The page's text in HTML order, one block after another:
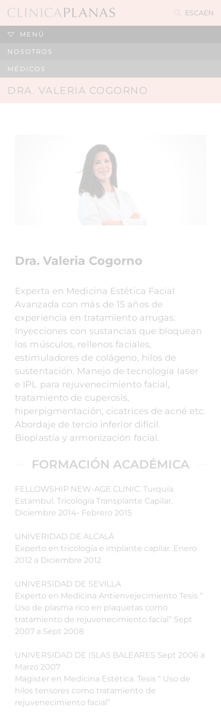
ESCAEN
MENÚ
NOSOTROS
MÉDICOS
DRA. VALERIA COGORNO
Dra. Valeria Cogorno
Experta en Medicina Estética Facial
Avanzada con más de 15 años de
experiencia en tratamiento arrugas:
Inyecciones con sustancias que bloquean
los músculos, rellenos faciales,
estimuladores de colágeno, hilos de
sustentación. Manejo de tecnología laser
e IPL para rejuvenecimiento facial,
tratamiento de cuperosis,
hiperpigmentación, cicatrices de acné etc.
Abordaje de tercio inferior difícil.
Bioplastía y armonización facial.
FORMACIÓN ACADÉMICA
FELLOWSHIP NEW-AGE CLINIC. Turquía.
Estambul. Tricología Transplante Capilar.
Diciembre 2014- Febrero 2015
UNIVERIDAD DE ALCALÁ
Experto en tricología e implante capilar. Enero
2012 a Diciembre 2012
UNIVERSIDAD DE SEVILLA
Experto en Medicina Antienvejecimiento Tesis “
Uso de plasma rico en plaquetas como
tratamiento de rejuvenecimiento facial” Sept
2007 a Sept 2008
UNIVERSIDAD DE ISLAS BALEARES Sept 2006 a
Marzo 2007
Magister en Medicina Estética. Tesis “ Uso de
hilos tensores como tratamiento de
rejuvenecimiento facial”